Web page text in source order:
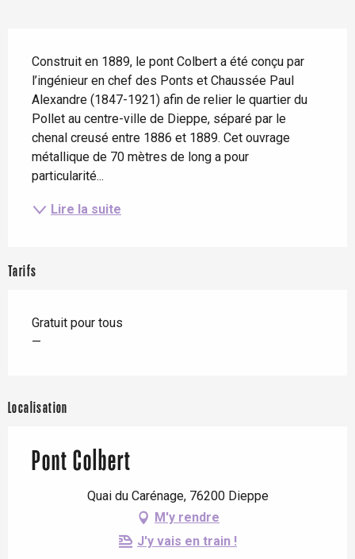
Construit en 1889, le pont Colbert a été conçu par
l’ingénieur en chef des Ponts et Chaussée Paul
Alexandre (1847-1921) afin de relier le quartier du
Pollet au centre-ville de Dieppe, séparé par le
chenal creusé entre 1886 et 1889. Cet ouvrage
métallique de 70 mètres de long a pour
particularité...
Lire la suite
Tarifs
Gratuit pour tous
—
Localisation
Pont Colbert
Quai du Carénage, 76200 Dieppe
M'y rendre
J'y vais en train !